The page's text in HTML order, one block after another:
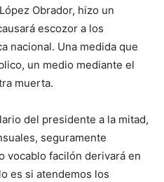
Obrador, hizo un
escozor a los
nacional. Una medida que
un medio mediante el
muerta.
del presidente a la mitad,
seguramente
vocablo facilón derivará en
es si atendemos los